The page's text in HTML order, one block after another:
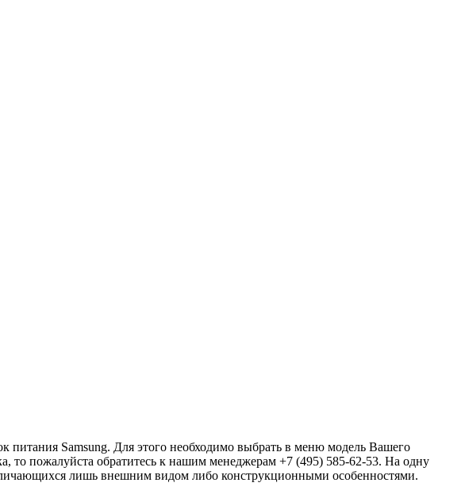
питания Samsung. Для этого необходимо выбрать в меню модель Вашего
то пожалуйста обратитесь к нашим менеджерам +7 (495) 585-62-53. На одну
лишь внешним видом либо конструкционными особенностями.